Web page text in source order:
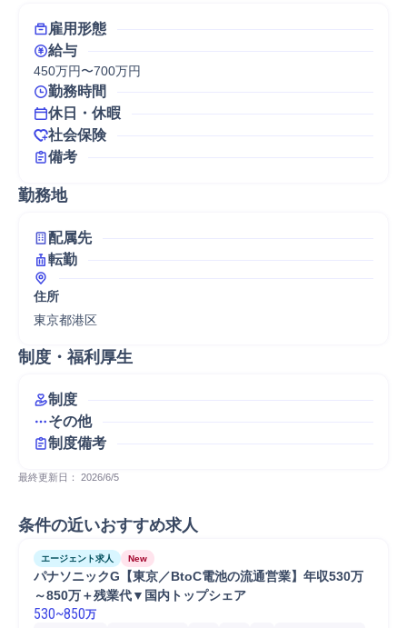
雇用形態
給与
450万円〜700万円
勤務時間
休日・休暇
社会保険
備考
勤務地
配属先
転勤
住所
東京都港区
制度・福利厚生
制度
その他
制度備考
最終更新日： 2026/6/5
条件の近いおすすめ求人
エージェント求人 New
パナソニックG【東京／BtoC電池の流通営業】年収530万
～850万＋残業代▼国内トップシェア
530~850万